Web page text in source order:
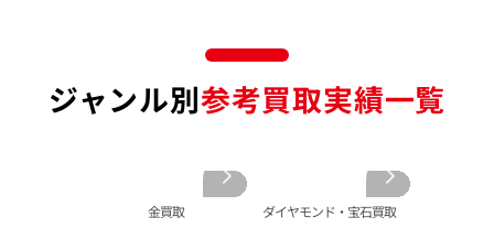
金のブレスレット 買取
金のブローチ 買取
オパール 買取
パライバトルマリン 買取
パール 買取
ルイ･ヴィトン 買取
カルティエ 買取
ハリー･ウィンストン 買取
ヴァンクリーフ&
フィリップ 買取
シャネル 買取
ジャンル別参考買取実績一覧
金買取 ダイヤモンド・宝石買取